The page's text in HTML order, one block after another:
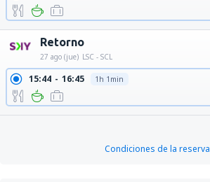
Retorno
27 ago (jue) LSC - SCL
15:44 16:45 1h 1min
Condiciones de la reserva